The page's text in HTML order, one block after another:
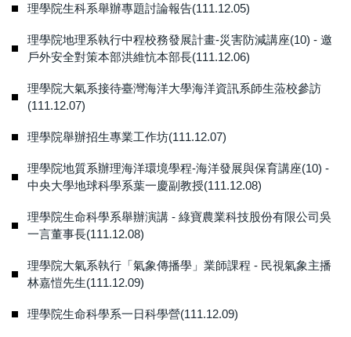
理學院生科系舉辦專題討論報告(111.12.05)
理學院地理系執行中程校務發展計畫-災害防減講座(10) - 邀
戶外安全對策本部洪維忼本部長(111.12.06)
理學院大氣系接待臺灣海洋大學海洋資訊系師生蒞校參訪
(111.12.07)
理學院舉辦招生專業工作坊(111.12.07)
理學院地質系辦理海洋環境學程-海洋發展與保育講座(10) -
中央大學地球科學系葉一慶副教授(111.12.08)
理學院生命科學系舉辦演講 - 綠寶農業科技股份有限公司吳
一言董事長(111.12.08)
理學院大氣系執行「氣象傳播學」業師課程 - 民視氣象主播
林嘉愷先生(111.12.09)
理學院生命科學系一日科學營(111.12.09)